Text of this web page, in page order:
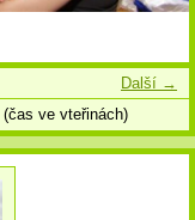
Další →
(čas ve vteřinách)